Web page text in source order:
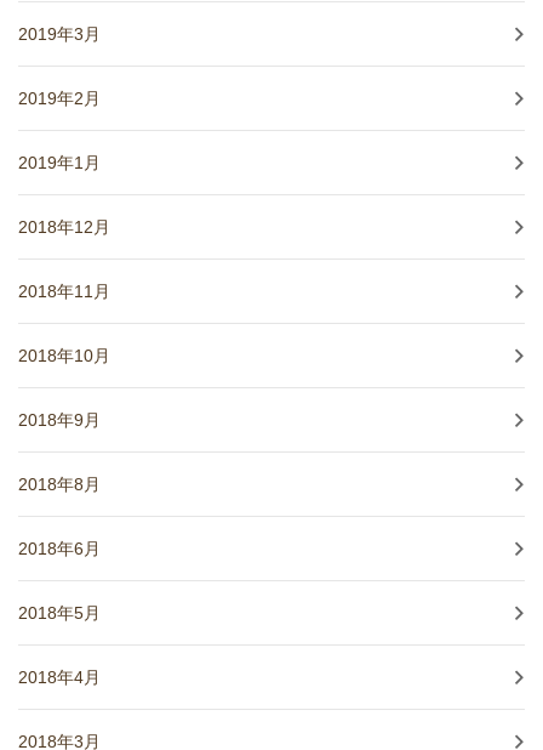
2019年3月
2019年2月
2019年1月
2018年12月
2018年11月
2018年10月
2018年9月
2018年8月
2018年6月
2018年5月
2018年4月
2018年3月